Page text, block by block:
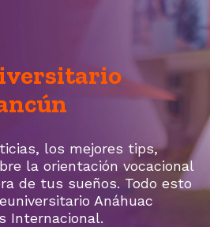
los mejores tips,
la orientación vocacional
de tus sueños. Todo esto
Anáhuac
Internacional.